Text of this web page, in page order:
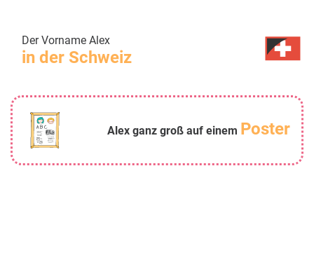
Der Vorname Alex
in der Schweiz
Alex ganz groß auf einem Poster